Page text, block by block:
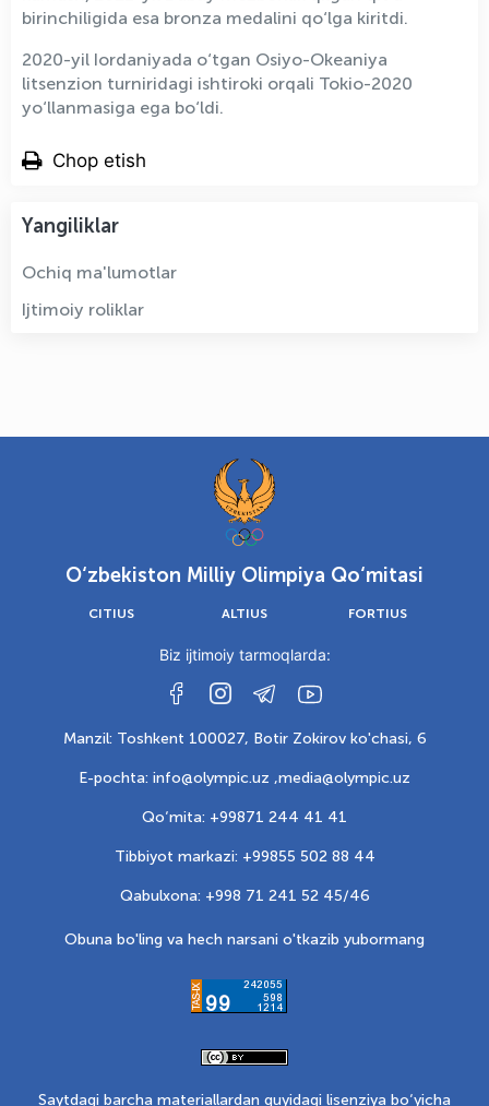
birinchiligida esa bronza medalini qo‘lga kiritdi.
2020-yil Iordaniyada o‘tgan Osiyo-Okeaniya
litsenzion turniridagi ishtiroki orqali Tokio-2020
yo‘llanmasiga ega bo‘ldi.
Chop etish
Yangiliklar
Ochiq ma'lumotlar
Ijtimoiy roliklar
O‘zbekiston Milliy Olimpiya Qo‘mitasi
CITIUS ALTIUS FORTIUS
Biz ijtimoiy tarmoqlarda:
Manzil: Toshkent 100027, Botir Zokirov ko'chasi, 6
E-pochta: info@olympic.uz ,media@olympic.uz
Qo‘mita: +99871 244 41 41
Tibbiyot markazi: +99855 502 88 44
Qabulxona: +998 71 241 52 45/46
Obuna bo'ling va hech narsani o'tkazib yubormang
Saytdagi barcha materiallardan quyidagi lisenziya bo‘yicha